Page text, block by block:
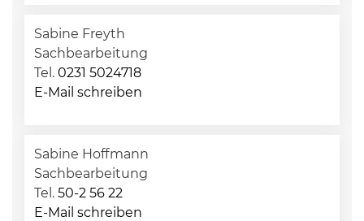
Sabine Freyth
Sachbearbeitung
Tel. 0231 5024718
E-Mail schreiben
Sabine Hoffmann
Sachbearbeitung
Tel. 50-2 56 22
E-Mail schreiben